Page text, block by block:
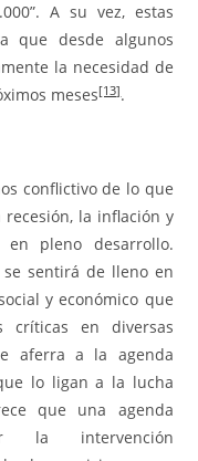
A su vez, estas
que desde algunos
la necesidad de
meses[13].
conflictivo de lo que
recesión, la inflación y
pleno desarrollo.
sentirá de lleno en
y económico que
críticas en diversas
aferra a la agenda
lo ligan a la lucha
que una agenda
la intervención